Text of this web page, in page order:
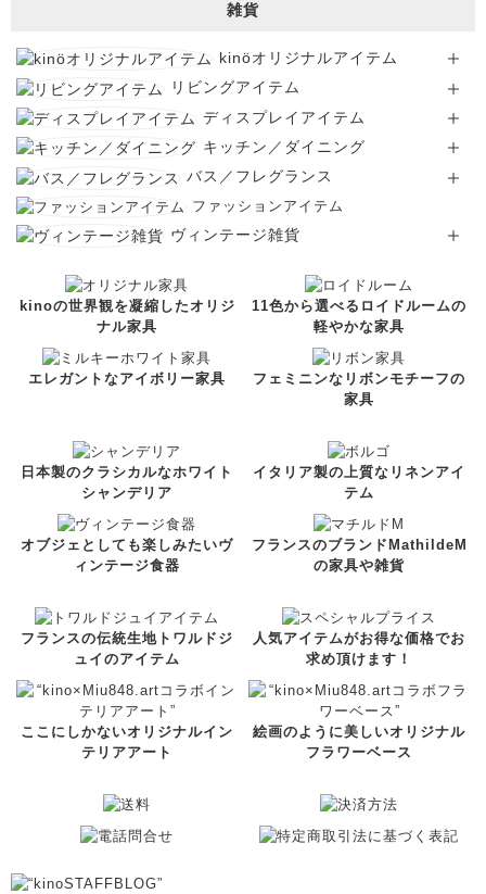
雑貨
kinöオリジナルアイテム
リビングアイテム
ディスプレイアイテム
キッチン／ダイニング
バス／フレグランス
ファッションアイテム
ヴィンテージ雑貨
kinoの世界観を凝縮したオリジ
ナル家具
11色から選べるロイドルームの
軽やかな家具
エレガントなアイボリー家具
フェミニンなリボンモチーフの
家具
日本製のクラシカルなホワイト
シャンデリア
イタリア製の上質なリネンアイ
テム
オブジェとしても楽しみたいヴ
ィンテージ食器
フランスのブランドMathildeM
の家具や雑貨
フランスの伝統生地トワルドジ
ュイのアイテム
人気アイテムがお得な価格でお
求め頂けます！
ここにしかないオリジナルイン
テリアアート
絵画のように美しいオリジナル
フラワーベース